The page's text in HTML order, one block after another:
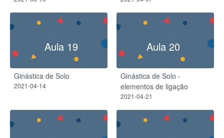
Aula 19
Ginástica de Solo
2021-04-14
Aula 20
Ginástica de Solo -
elementos de ligação
2021-04-21